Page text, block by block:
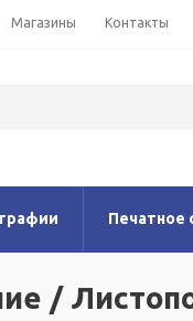
Магазины Контакты
Печатное
/